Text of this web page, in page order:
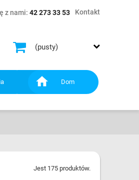
Kontakt
z nami: 42 273 33 53
(pusty)
Dom
Jest 175 produktów.